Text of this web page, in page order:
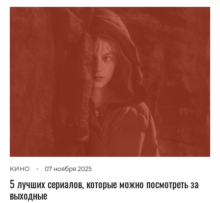
ПОКОЛЕНИЕ
КИНО • 07 ноября 2025
5 лучших сериалов, которые можно посмотреть за
выходные